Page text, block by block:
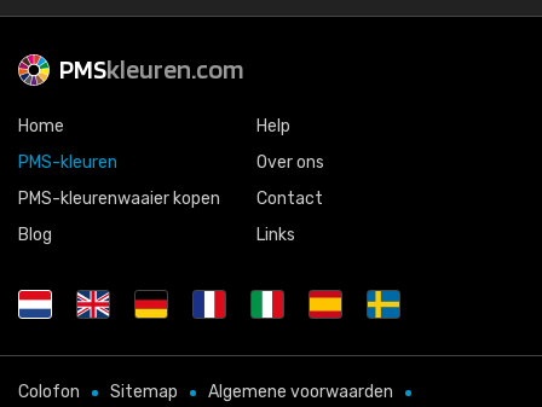
PMSkleuren.com
Home
PMS-kleuren
PMS-kleurenwaaier kopen
Blog
Help
Over ons
Contact
Links
Colofon Sitemap Algemene voorwaarden